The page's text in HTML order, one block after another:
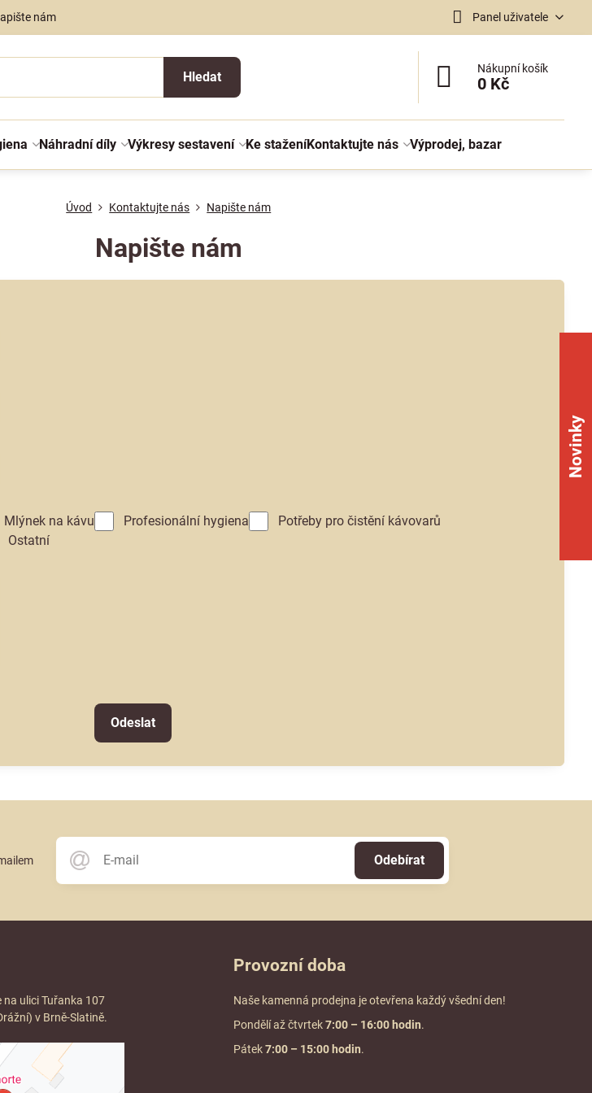
nám Panel uživatele
Hledat
Nákupní košík
0 Kč
Náhradní díly Výkresy sestavení Ke staženíKontaktujte nás Výprodej, bazar
Úvod Kontaktujte nás Napište nám
Napište nám
Mlýnek na kávu Profesionální hygiena
Potřeby pro čistění kávovarů
Ostatní
Odeslat
Odebírat
Novinky
na ulici Tuřanka 107
v Brně-Slatině.
Provozní doba
Naše kamenná prodejna je otevřena každý všední den!
Pondělí až čtvrtek7:00 – 16:00 hodin.
Pátek7:00 – 15:00 hodin.